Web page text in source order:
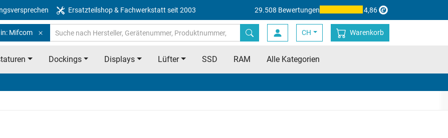
Ersatzteilshop & Fachwerkstatt seit 2003 29.508 Bewertungen 4,86
Mifcom CH Warenkorb
Dockings Displays Lüfter SSD RAM Alle Kategorien